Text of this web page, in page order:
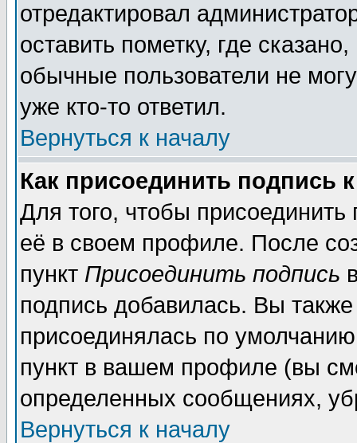
отредактировал
оставить пометку, где
обычные пользователи не
уже кто-то ответил.
Вернуться к началу
Как присоединить подпись
Для того, чтобы
её в своем профиле. После
пункт Присоединить подпись
подпись добавилась. Вы
присоединялась по
пункт в вашем профиле (вы
определенных сообщениях,
Вернуться к началу